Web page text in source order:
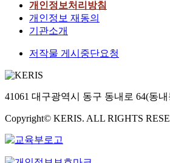
개인정보처리방침
개인정보 재동의
기관소개
저작물 게시중단요청
41061 대구광역시 동구 동내로 64(동
Copyright© KERIS. ALL RIGHTS